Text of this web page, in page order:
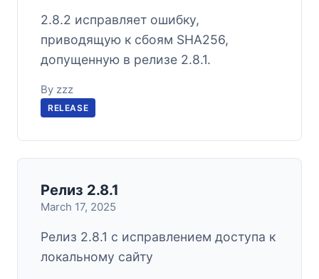
2.8.2 исправляет ошибку,
приводящую к сбоям SHA256,
допущенную в релизе 2.8.1.
By zzz
RELEASE
Релиз 2.8.1
March 17, 2025
Релиз 2.8.1 с исправлением доступа к
локальному сайту